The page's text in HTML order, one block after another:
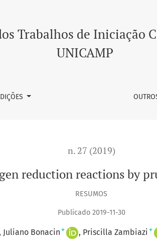
by prussian blue and cnalogues
Trabalhos de Iniciação
UNICAMP
n. 27 (2019)
reduction reactions by
RESUMOS
Publicado 2019-11-30
Juliano Bonacin + Priscilla Zambiazi +